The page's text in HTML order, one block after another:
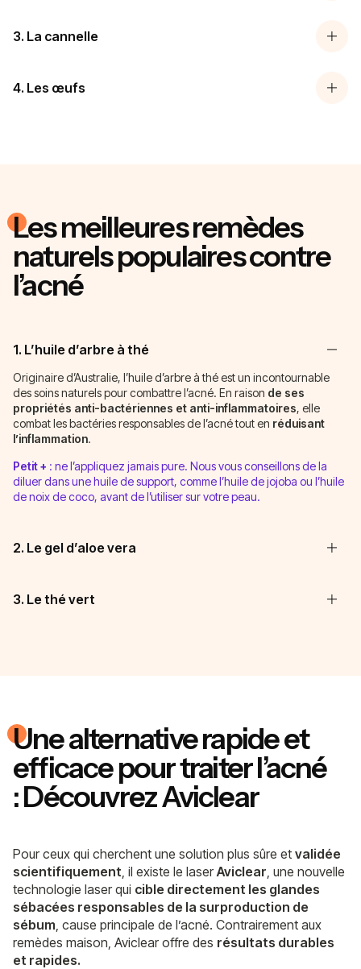
3. La cannelle
4. Les œufs
Les meilleures remèdes
naturels populaires contre
l’acné
1. L’huile d’arbre à thé
Originaire d’Australie, l’huile d’arbre à thé est un incontournable
des soins naturels pour combattre l’acné. En raison de ses
propriétés anti-bactériennes et anti-inflammatoires, elle
combat les bactéries responsables de l’acné tout en réduisant
l’inflammation.
Petit + : ne l’appliquez jamais pure. Nous vous conseillons de la
diluer dans une huile de support, comme l’huile de jojoba ou l’huile
de noix de coco, avant de l’utiliser sur votre peau.
2. Le gel d’aloe vera
3. Le thé vert
Une alternative rapide et
efficace pour traiter l’acné
: Découvrez Aviclear
Pour ceux qui cherchent une solution plus sûre et validée
scientifiquement , il existe le laser Aviclear , une nouvelle
technologie laser qui cible directement les glandes
sébacées responsables de la surproduction de
sébum , cause principale de l’acné. Contrairement aux
remèdes maison, Aviclear offre des résultats durables
et rapides.